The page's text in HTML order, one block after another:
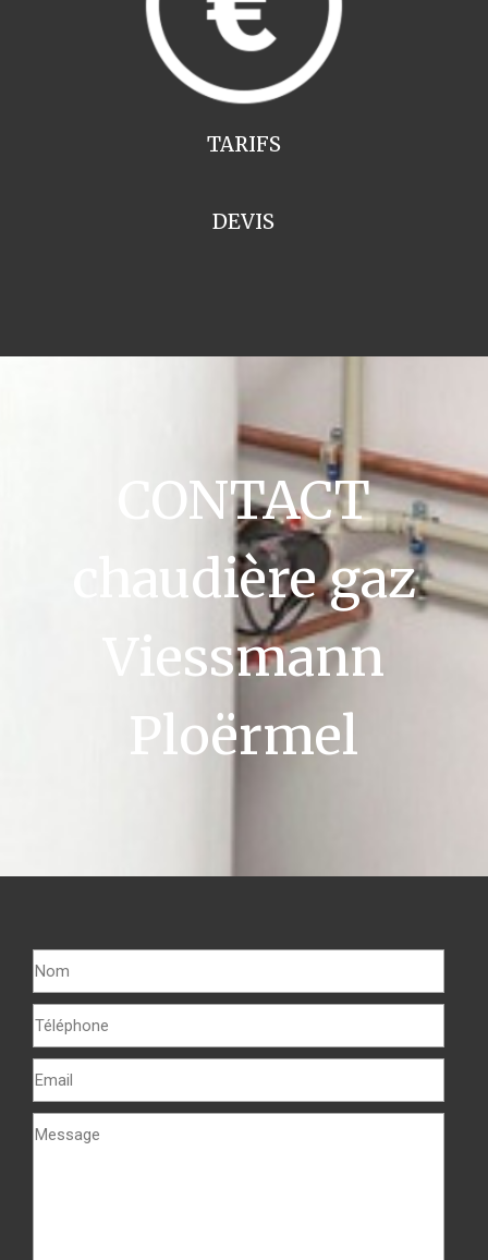
TARIFS
DEVIS
CONTACT
chaudière gaz
Viessmann
Ploërmel